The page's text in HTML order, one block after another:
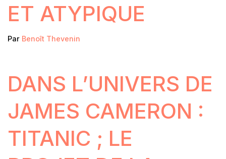
ET ATYPIQUE
Par Benoît Thevenin
DANS L’UNIVERS DE
JAMES CAMERON :
TITANIC ; LE